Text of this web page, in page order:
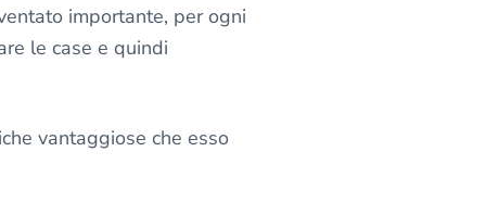
importante, per ogni
le case e quindi
vantaggiose che esso